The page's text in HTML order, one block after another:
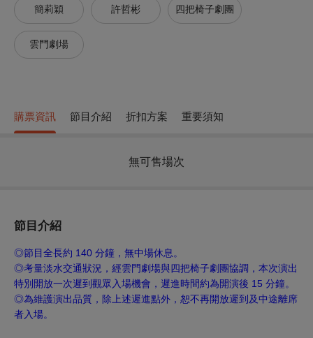
簡莉穎 許哲彬 四把椅子劇團
雲門劇場
購票資訊 節目介紹 折扣方案 重要須知
無可售場次
節目介紹
◎節目全長約 140 分鐘，無中場休息。
◎考量淡水交通狀況， 經雲門劇場與四把椅子劇團協調，本次演出
特別開放一次遲到觀眾入場機會，遲進時間約為開演後 15 分鐘。
◎為維護演出品質，除上述遲進點外，恕不再開放遲到及中途離席
者入場。